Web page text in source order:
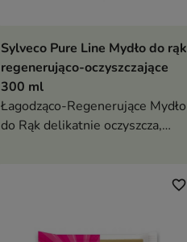
Sylveco Pure Line Mydło do rąk
regenerująco-oczyszczające
300 ml
Łagodząco-Regenerujące Mydło
do Rąk delikatnie oczyszcza,
miękkie, gładkie i komfortowefavorite_border